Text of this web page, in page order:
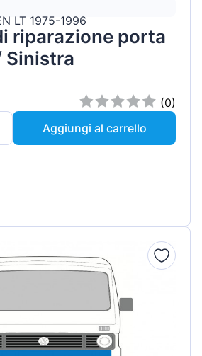
LT 1975-1996
riparazione porta
Sinistra
(0)
Aggiungi al carrello